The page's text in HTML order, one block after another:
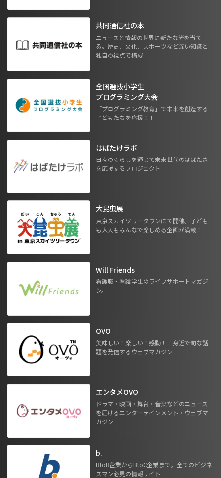
共同通信社の本
ニュースと情報の世界に新たな光を当て
る。歴史、文化、スポーツなど深い知識と
独自の視点で構成
全国選抜小学生
プログラミング大会
「プログラミング教育」で未来を創造する
子どもたちを応援！！
はばたけラボ
日々のくらしを通じて未来世代のはばたき
を応援するプロジェクト
大昆虫展
東京スカイツリータウンにて開催。子ども
も大人もみんなで楽しめる企画が満載！
Will Friends
看護職・看護学生のライフサポートマガジ
ン。
OVO
美味しい！楽しい！感動！ 身近で旬な話
題を発信するウェブマガジン
エンタメOVO
ドラマ・映画・舞台・音楽などのニュース
を届けるエンターテインメント・ウェブマ
ガジン
b.
BtoB企業からBtoC企業まで。全てのビジネ
スマン必見の情報サイト